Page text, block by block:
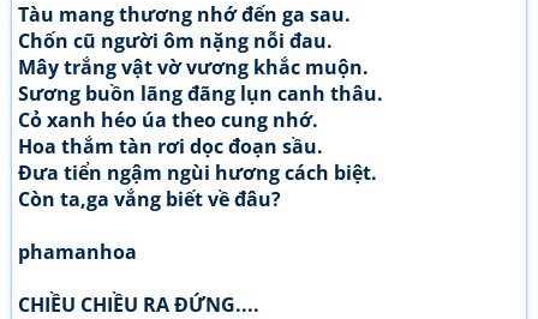
Tàu mang thương nhớ đến ga sau.
Chốn cũ người ôm nặng nỗi đau.
Mây trắng vật vờ vương khắc muộn.
Sương buồn lãng đãng lụn canh thâu.
Cỏ xanh héo úa theo cung nhớ.
Hoa thắm tàn rơi dọc đoạn sầu.
Đưa tiển ngậm ngùi hương cách biệt.
Còn ta,ga vắng biết về đâu?
phamanhoa
CHIỀU CHIỀU RA ĐỨNG....